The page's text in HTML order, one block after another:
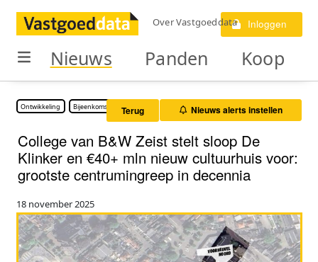
Over Vastgoeddata Inloggen
Nieuws Panden Koop
Ontwikkeling BijeenkomstruimteTerug Nieuws alerts instellen
College van B&W Zeist stelt sloop De
Klinker en €40+ mln nieuw cultuurhuis voor:
grootste centrumingreep in decennia
18 november 2025